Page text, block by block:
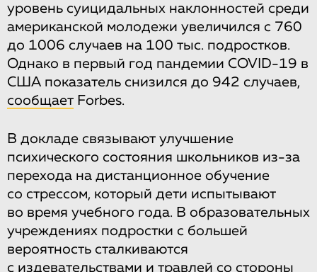
уровень суицидальных наклонностей среди
американской молодежи увеличился с 760
до 1006 случаев на 100 тыс. подростков.
Однако в первый год пандемии COVID-19 в
США показатель снизился до 942 случаев,
сообщает Forbes.
В докладе связывают улучшение
психического состояния школьников из-за
перехода на дистанционное обучение
со стрессом, который дети испытывают
во время учебного года. В образовательных
учреждениях подростки с большей
вероятность сталкиваются
с издевательствами и травлей со стороны